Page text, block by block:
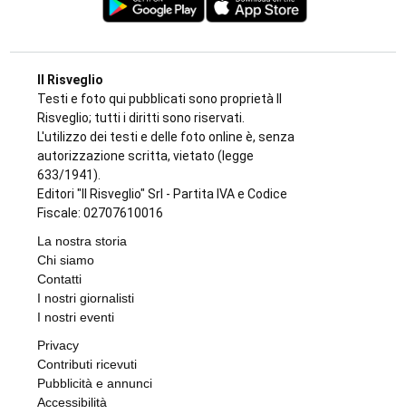
Il Risveglio
Testi e foto qui pubblicati sono proprietà Il
Risveglio; tutti i diritti sono riservati.
L'utilizzo dei testi e delle foto online è, senza
autorizzazione scritta, vietato (legge
633/1941).
Editori "Il Risveglio" Srl - Partita IVA e Codice
Fiscale: 02707610016
La nostra storia
Chi siamo
Contatti
I nostri giornalisti
I nostri eventi
Privacy
Contributi ricevuti
Pubblicità e annunci
Accessibilità